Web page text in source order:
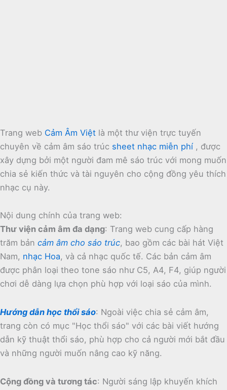
Trang web Cảm Âm Việt là một thư viện trực tuyến
chuyên về cảm âm sáo trúc sheet nhạc miễn phí , được
xây dựng bởi một người đam mê sáo trúc với mong muốn
chia sẻ kiến thức và tài nguyên cho cộng đồng yêu thích
nhạc cụ này.
Nội dung chính của trang web:
Thư viện cảm âm đa dạng: Trang web cung cấp hàng
trăm bản cảm âm cho sáo trúc, bao gồm các bài hát Việt
Nam, nhạc Hoa, và cả nhạc quốc tế. Các bản cảm âm
được phân loại theo tone sáo như C5, A4, F4, giúp người
chơi dễ dàng lựa chọn phù hợp với loại sáo của mình.
Hướng dẫn học thổi sáo: Ngoài việc chia sẻ cảm âm,
trang còn có mục "Học thổi sáo" với các bài viết hướng
dẫn kỹ thuật thổi sáo, phù hợp cho cả người mới bắt đầu
và những người muốn nâng cao kỹ năng.
Cộng đồng và tương tác: Người sáng lập khuyến khích